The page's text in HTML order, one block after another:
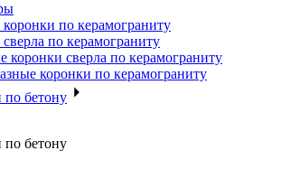
по керамограниту
по керамограниту
коронки сверла по керамограниту
коронки по керамограниту
бетону
бетону